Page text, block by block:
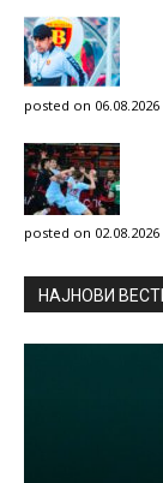
posted on 06.08.2026
posted on 02.08.2026
НAЈНОВИ